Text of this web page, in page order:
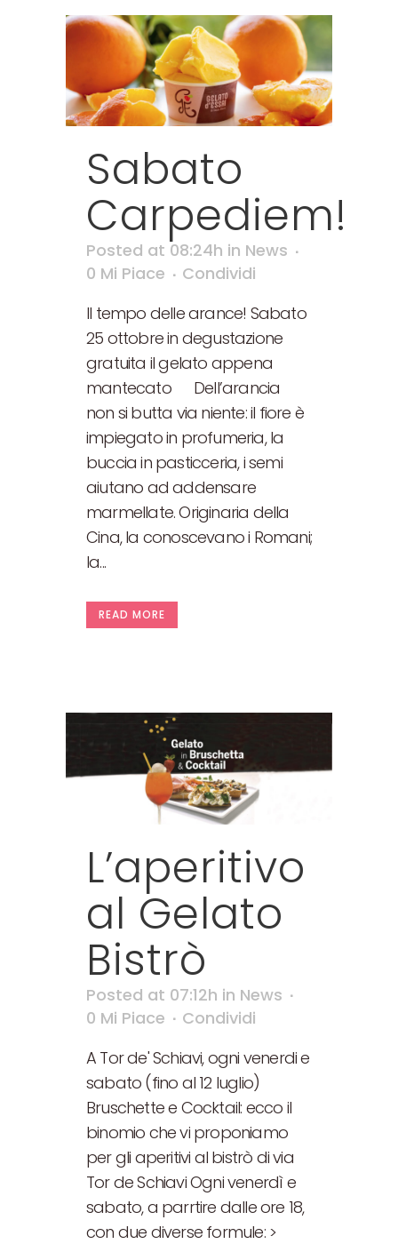
Sabato
Carpediem!
Posted at 08:24h in News
0 Mi Piace
Condividi
Il tempo delle arance! Sabato
25 ottobre in degustazione
gratuita il gelato appena
mantecato Dell’arancia
non si butta via niente: il fiore è
impiegato in profumeria, la
buccia in pasticceria, i semi
aiutano ad addensare
marmellate. Originaria della
Cina, la conoscevano i Romani;
la...
READ MORE
L’aperitivo
al Gelato
Bistrò
Posted at 07:12h in News
0 Mi Piace
Condividi
A Tor de' Schiavi, ogni venerdi e
sabato (fino al 12 luglio)
Bruschette e Cocktail: ecco il
binomio che vi proponiamo
per gli aperitivi al bistrò di via
Tor de Schiavi Ogni venerdì e
sabato, a parrtire dalle ore 18,
con due diverse formule: >